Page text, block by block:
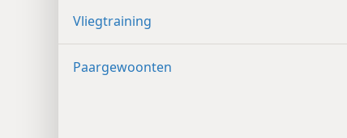
Vliegtraining
Paargewoonten